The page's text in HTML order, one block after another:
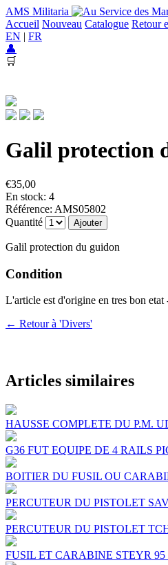
AMS Militaria
Accueil Nouveau Catalogue Retour
EN | FR
👤
🛒
Galil protection
€35,00
En stock: 4
Référence: AMS05802
Quantité
Ajouter
Galil protection du guidon
Condition
L'article est d'origine en tres bon etat
← Retour à 'Divers'
Articles similaires
HAUSSE COMPLETE DU P.M.
G36 FUT EQUIPE DE 4 RAILS
BOITIER DU FUSIL OU
PERCUTEUR DU PISTOLET
PERCUTEUR DU PISTOLET
FUSIL ET CARABINE STEYR